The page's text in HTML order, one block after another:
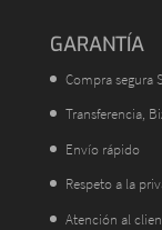
GARANTÍA
Compra segura
Transferencia,
Envío rápido
Respeto a la
Atención al